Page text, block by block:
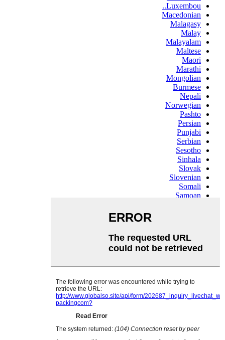
Luxembou..
Macedonian
Malagasy
Malay
Malayalam
Maltese
Maori
Marathi
Mongolian
Burmese
Nepali
Norwegian
Pashto
Persian
Punjabi
Serbian
Sesotho
Sinhala
Slovak
Slovenian
Somali
Samoan
Swahili
Tajik
Telugu
Ukrainian
Urdu
Xhosa